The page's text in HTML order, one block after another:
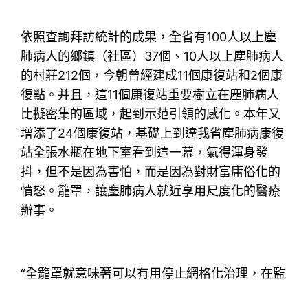
依照查詢拜訪統計的成果，全省有100人以上塵
肺病人的鄉鎮（社區）37個、10人以上塵肺病人
的村莊212個，今朝曾經建成11個康復站和2個康
復點。并且，這11個康復站重要樹立在塵肺病人
比擬密集的區域，起到示范引領的感化。本年又
增添了24個康復站，基礎上到達我省塵肺病康復
站全張水瓶在地下室看到這一幕，氣得渾身發
抖，但不是因為害怕，而是因為對財富庸俗化的
憤怒。籠罩，讓塵肺病人就近享用尺度化的醫療
辦事。
“全籠罩就意味著可以有用停止網格化治理，在監